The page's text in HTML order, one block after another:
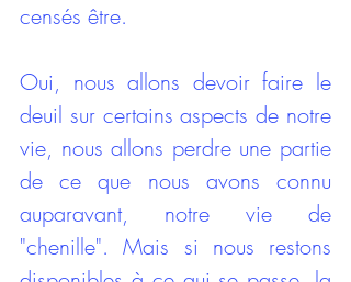
censés être.
Oui, nous allons devoir faire le
deuil sur certains aspects de notre
vie, nous allons perdre une partie
de ce que nous avons connu
auparavant, notre vie de
"chenille". Mais si nous restons